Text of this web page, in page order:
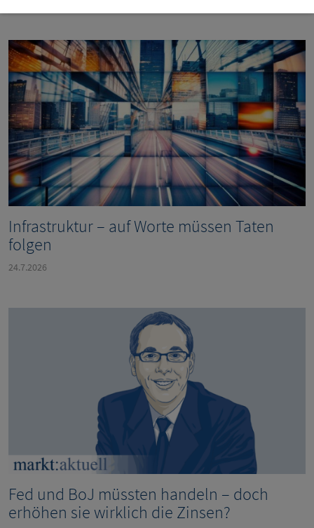
Infrastruktur – auf Worte müssen Taten
folgen
24.7.2026
Fed und BoJ müssten handeln – doch
erhöhen sie wirklich die Zinsen?